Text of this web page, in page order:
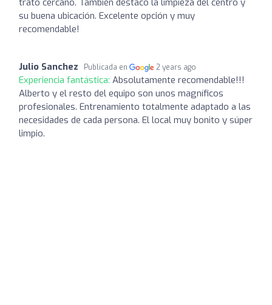
su buena ubicación. Excelente opción y muy
recomendable!
Julio Sanchez Publicada en 2 years ago
Experiencia fantástica: Absolutamente recomendable!!!
Alberto y el resto del equipo son unos magníficos
profesionales. Entrenamiento totalmente adaptado a las
necesidades de cada persona. El local muy bonito y súper
limpio.